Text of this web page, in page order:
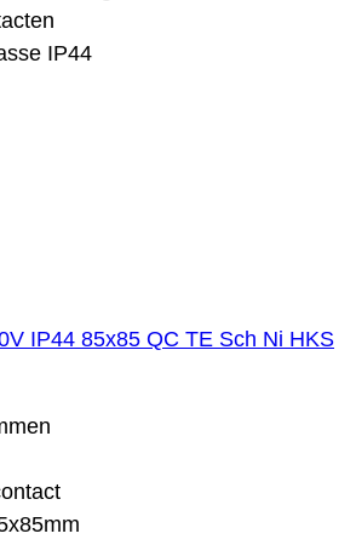
IP44
IP44 85x85 QC TE Sch Ni HKS